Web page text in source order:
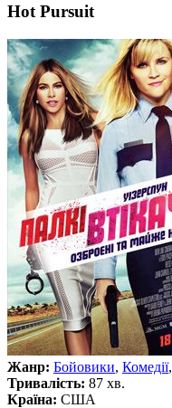
Hot Pursuit
Жанр: Бойовики, Комедії,
Тривалість: 87 хв.
Країна: США